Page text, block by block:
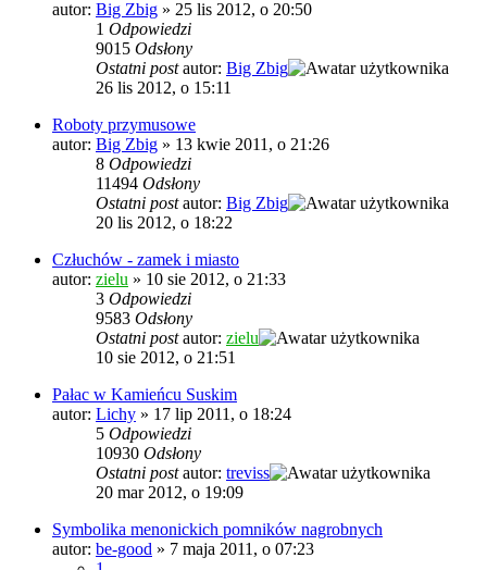
autor: Big Zbig » 25 lis 2012, o 20:50
1 Odpowiedzi
9015 Odsłony
Ostatni postautor: Big Zbig
26 lis 2012, o 15:11
Roboty przymusowe
autor: Big Zbig » 13 kwie 2011, o 21:26
8 Odpowiedzi
11494 Odsłony
Ostatni postautor: Big Zbig
20 lis 2012, o 18:22
Człuchów - zamek i miasto
autor: zielu » 10 sie 2012, o 21:33
3 Odpowiedzi
9583 Odsłony
Ostatni postautor: zielu
10 sie 2012, o 21:51
Pałac w Kamieńcu Suskim
autor: Lichy » 17 lip 2011, o 18:24
5 Odpowiedzi
10930 Odsłony
Ostatni postautor: treviss
20 mar 2012, o 19:09
Symbolika menonickich pomników nagrobnych
autor: be-good » 7 maja 2011, o 07:23